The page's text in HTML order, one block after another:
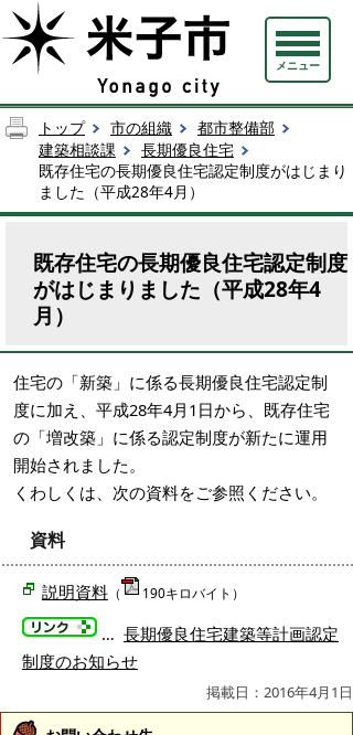
メニュー
トップ 市の組織
都市整備部
建築相談課
長期優良住宅
既存住宅の長期優良住宅認定制度がはじまり
ました（平成28年4月）
既存住宅の長期優良住宅認定制度
がはじまりました（平成28年4
月）
住宅の「新築」に係る長期優良住宅認定制
度に加え、平成28年4月1日から、既存住宅
の「増改築」に係る認定制度が新たに運用
開始されました。
くわしくは、次の資料をご参照ください。
資料
説明資料 （ 190キロバイト）
… 長期優良住宅建築等計画認定
制度のお知らせ
掲載日：2016年4月1日